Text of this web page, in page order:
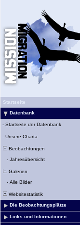
Startseite
Datenbank
- Startseite der Datenbank
- Unsere Charta
Beobachtungen
- Jahresübersicht
Galerien
- Alle Bilder
Websitestatistik
Die Beobachtungsplätze
Links und Informationen